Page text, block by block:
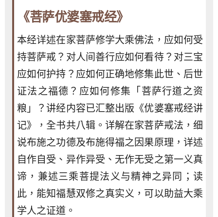
《菩萨优婆塞戒经》
本经详述在家菩萨修学大乘佛法，应如何受
持菩萨戒？对人间善行应如何看待？对三宝
应如何护持？应如何正确地修集此世、后世
证法之福德？应如何修集「菩萨行道之资
粮」？讲经内容已汇整出版《优婆塞戒经讲
记》，全书共八辑。详解在家菩萨戒法，细
说布施之功德及布施得福之因果原理，详述
自作自受、异作异受、无作无受之第一义真
谛，兼述三乘菩提法义与精神之异同；读
此，能知福慧双修之真实义，可以助益大乘
学人之证道。